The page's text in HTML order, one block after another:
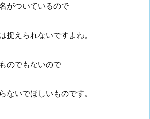
がついているので
捉えられないですよね。
のでもないので
ないでほしいものです。